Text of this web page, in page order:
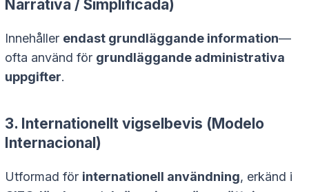
Narrativa / Simplificada)
Innehåller endast grundläggande information—
ofta använd för grundläggande administrativa
uppgifter.
3. Internationellt vigselbevis (Modelo
Internacional)
Utformad för internationell användning, erkänd i